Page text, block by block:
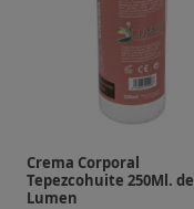
Crema Corporal
Tepezcohuite 250Ml. de
Lumen